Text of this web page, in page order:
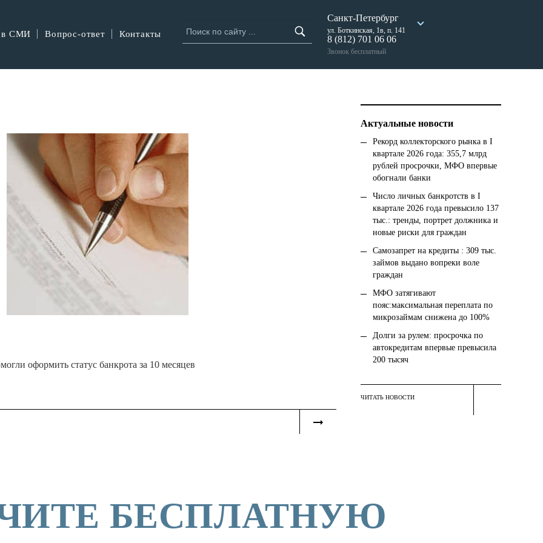
СМИ Вопрос-ответ Контакты
Санкт-Петербург
ул. Боткинская, 1в, п. 141
8 (812) 701 06 06
Звонок бесплатный
оформить статус банкрота за 10 месяцев
Актуальные новости
Рекорд коллекторского рынка в I
квартале 2026 года: 355,7 млрд
рублей просрочки, МФО впервые
обогнали банки
Число личных банкротств в I
квартале 2026 года превысило 137
тыс.: тренды, портрет должника и
новые риски для граждан
Самозапрет на кредиты : 309 тыс.
займов выдано вопреки воле
граждан
МФО затягивают
пояс:максимальная переплата по
микрозаймам снижена до 100%
Долги за рулем: просрочка по
автокредитам впервые превысила
200 тысяч
ЧИТАТЬ НОВОСТИ
БЕСПЛАТНУЮ